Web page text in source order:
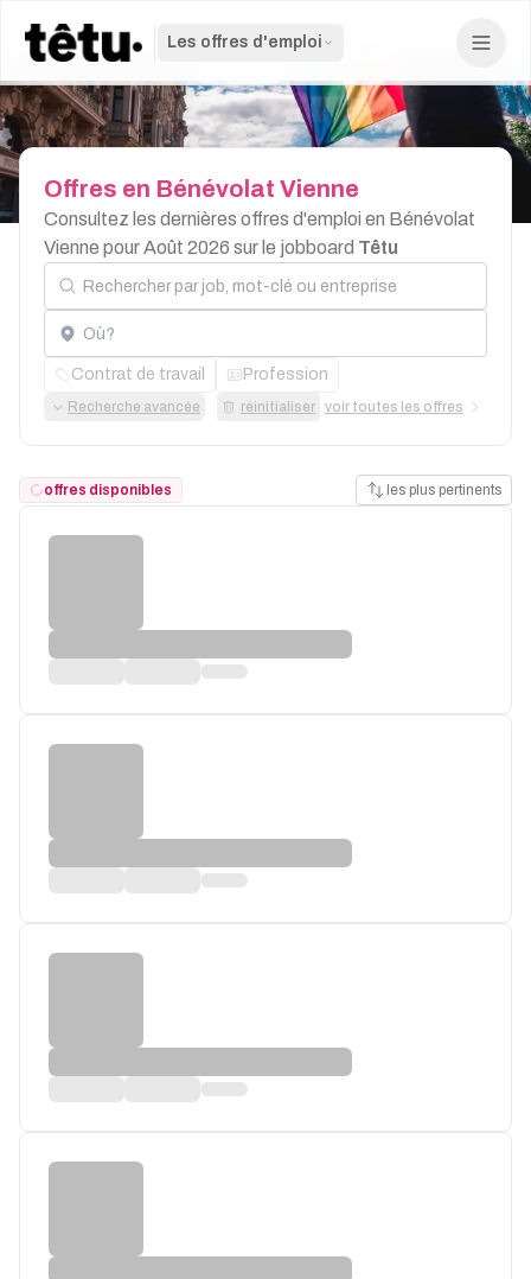
Les offres d'emploi
Offres en Bénévolat Vienne
Consultez les dernières offres d'emploi en Bénévolat
Vienne pour Août 2026 sur le jobboard Têtu
Rechercher par job, mot-clé ou entreprise
Localisation
Contrat de travail Profession
Recherche avancée réinitialiser voir toutes les offres
offres disponibles les plus pertinents